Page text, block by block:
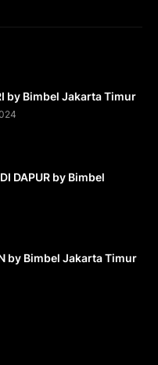
by Bimbel Jakarta Timur
DAPUR by Bimbel
by Bimbel Jakarta Timur